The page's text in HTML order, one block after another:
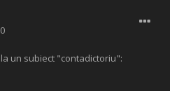
un subiect "contadictoriu":